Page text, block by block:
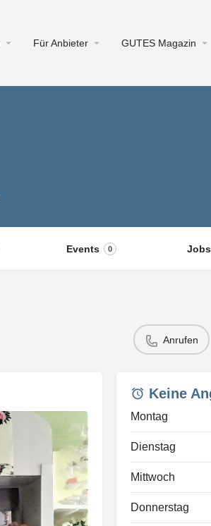
Für Anbieter GUTES Magazin
Events 0 Jobs
Anrufen
Keine
Montag
Dienstag
Mittwoch
Donnerstag